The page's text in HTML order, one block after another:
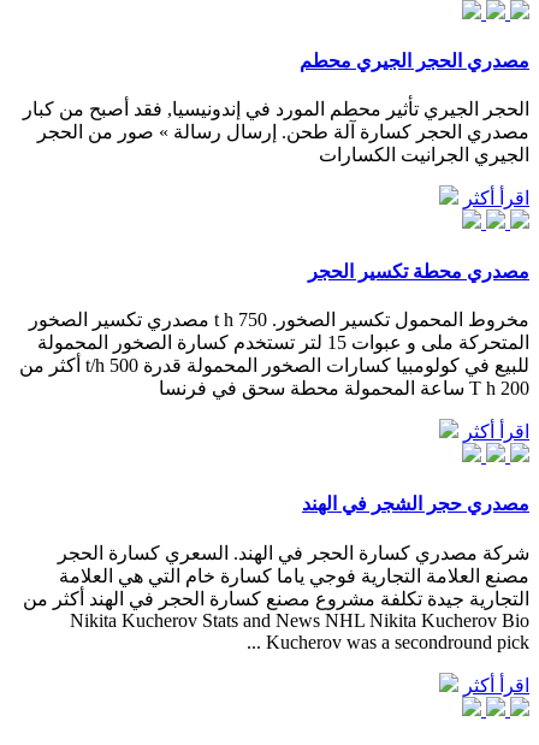
مصدري الحجر الجيري محطم
الحجر الجيري تأثير محطم المورد في إندونيسيا, فقد أصبح من كبار
مصدري الحجر كسارة آلة طحن. إرسال رسالة » صور من الحجر
الجيري الجرانيت الكسارات
اقرأ أكثر
مصدري محطة تكسير الحجر
مخروط المحمول تكسير الصخور. 750 t h مصدري تكسير الصخور
المتحركة ملى و عبوات 15 لتر تستخدم كسارة الصخور المحمولة
للبيع في كولومبيا كسارات الصخور المحمولة قدرة 500 t/h أكثر من
200 T h ساعة المحمولة محطة سحق في فرنسا
اقرأ أكثر
مصدري حجر الشجر في الهند
شركة مصدري كسارة الحجر في الهند. السعري كسارة الحجر
مصنع العلامة التجارية فوجي ياما كسارة خام التي هي العلامة
التجارية جيدة تكلفة مشروع مصنع كسارة الحجر في الهند أكثر من
Nikita Kucherov Stats and News NHL Nikita Kucherov Bio
Kucherov was a secondround pick ...
اقرأ أكثر